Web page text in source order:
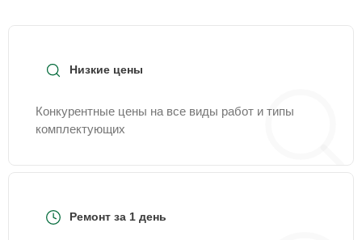
Низкие цены
Конкурентные цены на все виды работ и типы
комплектующих
Ремонт за 1 день